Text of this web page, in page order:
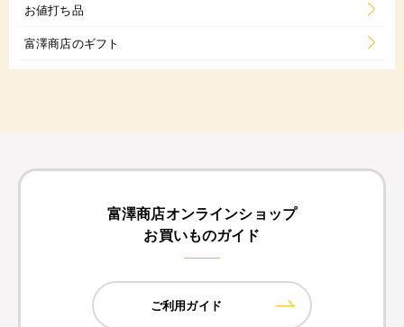
お値打ち品
富澤商店のギフト
富澤商店オンラインショップ
お買いものガイド
ご利用ガイド